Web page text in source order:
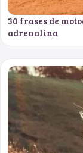
30 frases de
adrenalina